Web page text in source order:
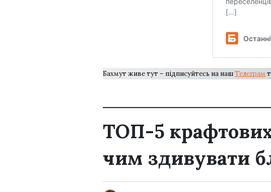
Бахмут живе тут – підписуйтесь на нашТелеграм
ТОП-5
чим здивувати